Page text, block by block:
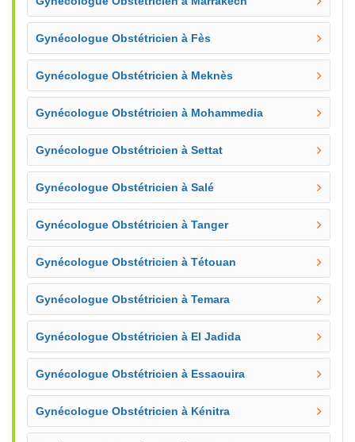
Gynécologue Obstétricien à Fès
Gynécologue Obstétricien à Meknès
Gynécologue Obstétricien à Mohammedia
Gynécologue Obstétricien à Settat
Gynécologue Obstétricien à Salé
Gynécologue Obstétricien à Tanger
Gynécologue Obstétricien à Tétouan
Gynécologue Obstétricien à Temara
Gynécologue Obstétricien à El Jadida
Gynécologue Obstétricien à Essaouira
Gynécologue Obstétricien à Kénitra